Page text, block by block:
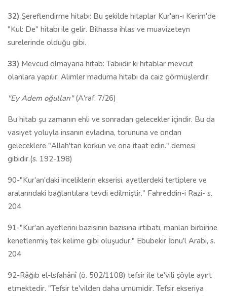
32) Şereflendirme hitabı: Bu şekilde hitaplar Kur'an-ı Kerim'de
"Kul: De" hitabı ile gelir. Bilhassa ihlas ve muavizeteyn
surelerinde olduğu gibi.
33) Mevcud olmayana hitab: Tabiidir ki hitablar mevcut
olanlara yapılır. Alimler maduma hitabı da caiz görmüşlerdir.
"Ey Adem oğulları"(A'raf: 7/26)
Bu hitab şu zamanın ehli ve sonradan gelecekler içindir. Bu da
vasiyet yoluyla insanın evladına, torununa ve ondan
geleceklere "Allah'tan korkun ve ona itaat edin." demesi
gibidir.(s. 192-198)
90-"Kur'an'daki inceliklerin ekserisi, ayetlerdeki tertiplere ve
aralarındaki bağlantılara tevdi edilmiştir." Fahreddin-i Razi- s.
204
91-"Kur'an ayetlerini bazısının bazısına irtibatı, manları birbirine
kenetlenmiş tek kelime gibi oluşudur." Ebubekir İbnu'l Arabi, s.
204
92-Râğıb el-lsfahânî (ö. 502/1108) tefsir ile te'vili şöyle ayırt
etmektedir. "Tefsir te'vilden daha umumidir. Tefsir ekseriya